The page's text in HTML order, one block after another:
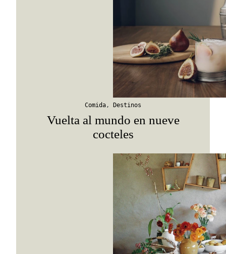
Comida, Destinos
Vuelta al mundo en nueve
cocteles
Viaja con Travesías, recibe cada semana
itinerarios, tips de insider y las guías más